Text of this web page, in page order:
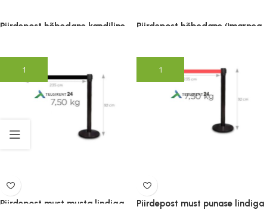
Piirdepost hõbedane kandiline
Lisa korvi
Piirdepost hõbedane ümarpea
Lisa korvi
Piirdepost must musta lindiga Piirdepost must punase lindiga